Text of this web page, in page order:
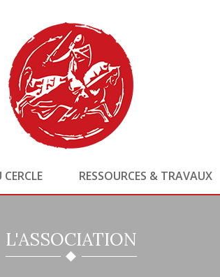
RESSOURCES & TRAVAUX
L'ASSOCIATION